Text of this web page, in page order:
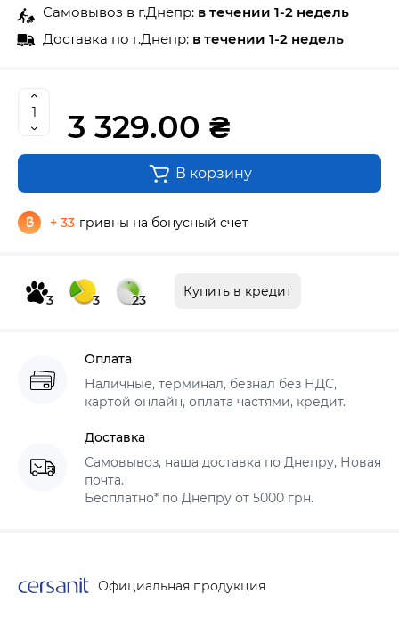
Самовывоз в г.Днепр: в течении 1-2 недель
Доставка по г.Днепр: в течении 1-2 недель
3 329.00 ₴
В корзину
+ 33 гривны на бонусный счет
3 3 23
Купить в кредит
Оплата
Наличные, терминал, безнал без НДС,
картой онлайн, оплата частями, кредит.
Доставка
Самовывоз, наша доставка по Днепру, Новая
почта.
Бесплатно* по Днепру от 5000 грн.
Официальная продукция